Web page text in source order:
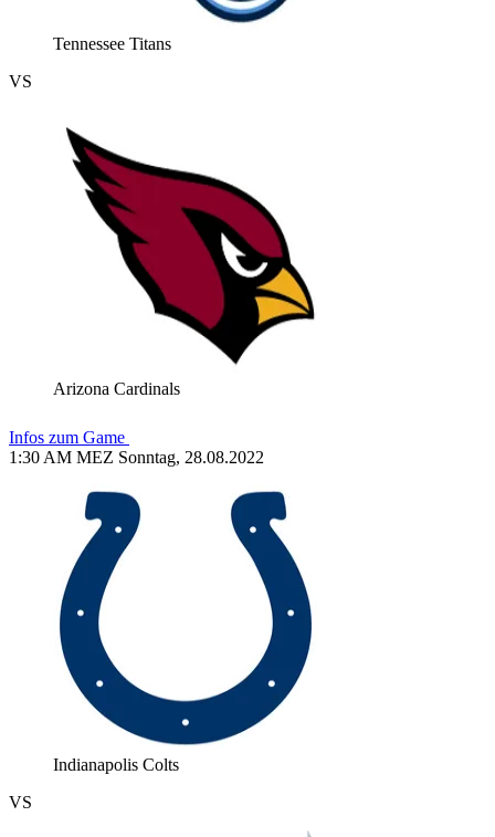
Tennessee Titans
VS
Arizona Cardinals
Infos zum Game
1:30 AM MEZ Sonntag, 28.08.2022
Indianapolis Colts
VS